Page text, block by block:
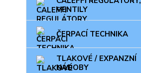
VENTILY
ČERPACÍ TECHNIKA
TLAKOVÉ / EXPANZNÍ
NÁDOBY